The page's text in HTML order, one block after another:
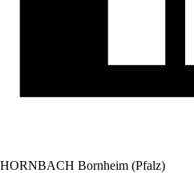
HORNBACH Bornheim (Pfalz)